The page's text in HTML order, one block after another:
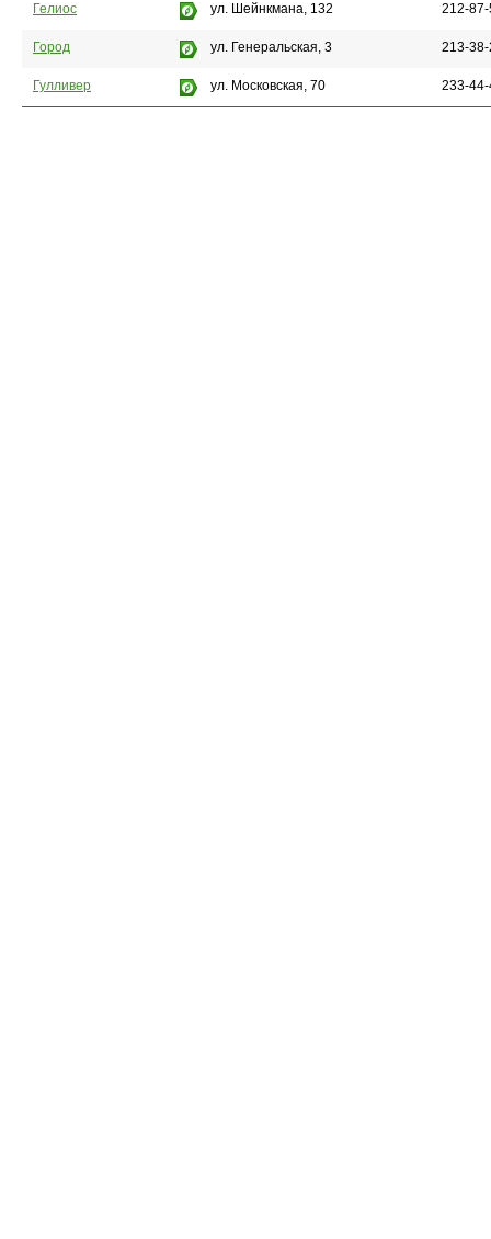
Гелиос ул. Шейнкмана, 132 212-
Город ул. Генеральская, 3 213-
Гулливер ул. Московская, 70 233-